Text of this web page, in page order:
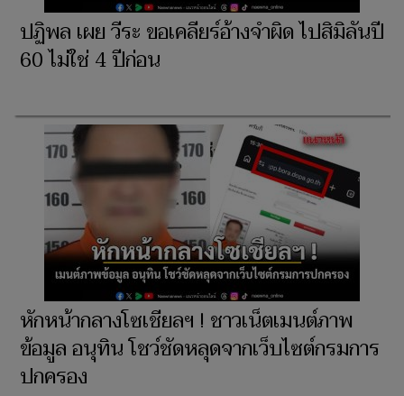
ปฏิพล เผย วีระ ขอเคลียร์อ้างจำผิด ไปสิมิลันปี
60 ไม่ใช่ 4 ปีก่อน
หักหน้ากลางโซเชียลฯ ! ชาวเน็ตเมนต์ภาพ
ข้อมูล อนุทิน โชว์ชัดหลุดจากเว็บไซต์กรมการ
ปกครอง